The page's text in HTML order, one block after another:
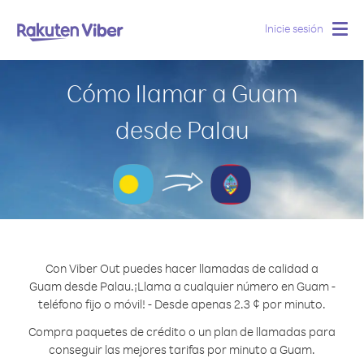
Inicie sesión
Cómo llamar a Guam
desde Palau
Con Viber Out puedes hacer llamadas de calidad a
Guam desde Palau.¡Llama a cualquier número en Guam -
teléfono fijo o móvil! - Desde apenas 2.3 ¢ por minuto.
Compra paquetes de crédito o un plan de llamadas para
conseguir las mejores tarifas por minuto a Guam.